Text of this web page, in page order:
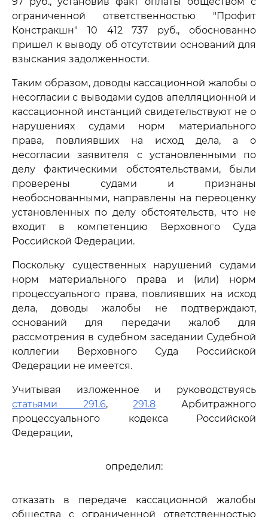
ограниченной ответственностью "Профит
Констракшн" 10 412 737 руб., обоснованно
пришел к выводу об отсутствии оснований для
взыскания задолженности.
Таким образом, доводы кассационной жалобы о
несогласии с выводами судов апелляционной и
кассационной инстанций свидетельствуют не о
нарушениях судами норм материального
права, повлиявших на исход дела, а о
несогласии заявителя с установленными по
делу фактическими обстоятельствами, были
проверены судами и признаны
необоснованными, направлены на переоценку
установленных по делу обстоятельств, что не
входит в компетенцию Верховного Суда
Российской Федерации.
Поскольку существенных нарушений судами
норм материального права и (или) норм
процессуального права, повлиявших на исход
дела, доводы жалобы не подтверждают,
оснований для передачи жалоб для
рассмотрения в судебном заседании Судебной
коллегии Верховного Суда Российской
Федерации не имеется.
Учитывая изложенное и руководствуясь
статьями 291.6,291.8 Арбитражного
процессуального кодекса Российской
Федерации,
определил:
отказать в передаче кассационной жалобы
общества с ограниченной ответственностью